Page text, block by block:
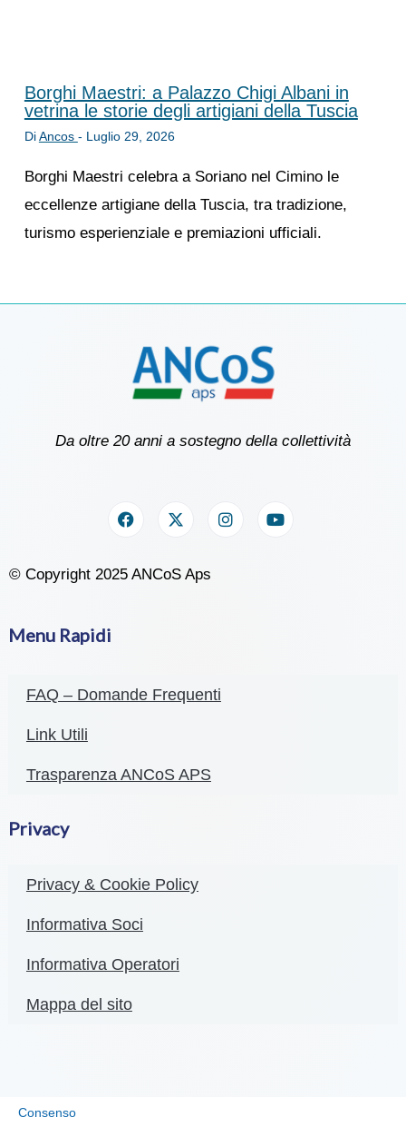
Borghi Maestri: a Palazzo Chigi Albani in
vetrina le storie degli artigiani della Tuscia
DiAncos - Luglio 29, 2026
Borghi Maestri celebra a Soriano nel Cimino le
eccellenze artigiane della Tuscia, tra tradizione,
turismo esperienziale e premiazioni ufficiali.
Da oltre 20 anni a sostegno della collettività
© Copyright 2025 ANCoS Aps
Menu Rapidi
FAQ – Domande Frequenti
Link Utili
Trasparenza ANCoS APS
Privacy
Privacy & Cookie Policy
Informativa Soci
Informativa Operatori
Mappa del sito
Consenso